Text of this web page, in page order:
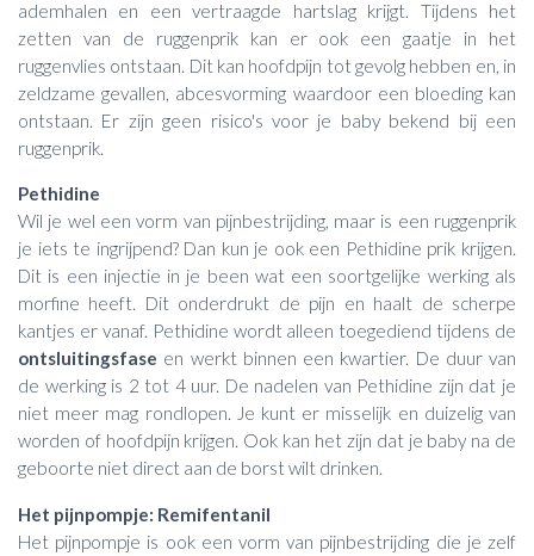
ademhalen en een vertraagde hartslag krijgt. Tijdens het
zetten van de ruggenprik kan er ook een gaatje in het
ruggenvlies ontstaan. Dit kan hoofdpijn tot gevolg hebben en, in
zeldzame gevallen, abcesvorming waardoor een bloeding kan
ontstaan. Er zijn geen risico's voor je baby bekend bij een
ruggenprik.
Pethidine
Wil je wel een vorm van pijnbestrijding, maar is een ruggenprik
je iets te ingrijpend? Dan kun je ook een Pethidine prik krijgen.
Dit is een injectie in je been wat een soortgelijke werking als
morfine heeft. Dit onderdrukt de pijn en haalt de scherpe
kantjes er vanaf. Pethidine wordt alleen toegediend tijdens de
ontsluitingsfase en werkt binnen een kwartier. De duur van
de werking is 2 tot 4 uur. De nadelen van Pethidine zijn dat je
niet meer mag rondlopen. Je kunt er misselijk en duizelig van
worden of hoofdpijn krijgen. Ook kan het zijn dat je baby na de
geboorte niet direct aan de borst wilt drinken.
Het pijnpompje: Remifentanil
Het pijnpompje is ook een vorm van pijnbestrijding die je zelf